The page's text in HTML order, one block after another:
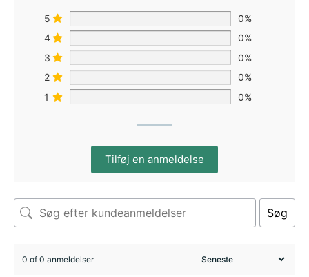
5
0%
4
0%
3
0%
2
0%
1
0%
Tilføj en anmeldelse
Søg
0 of 0 anmeldelser